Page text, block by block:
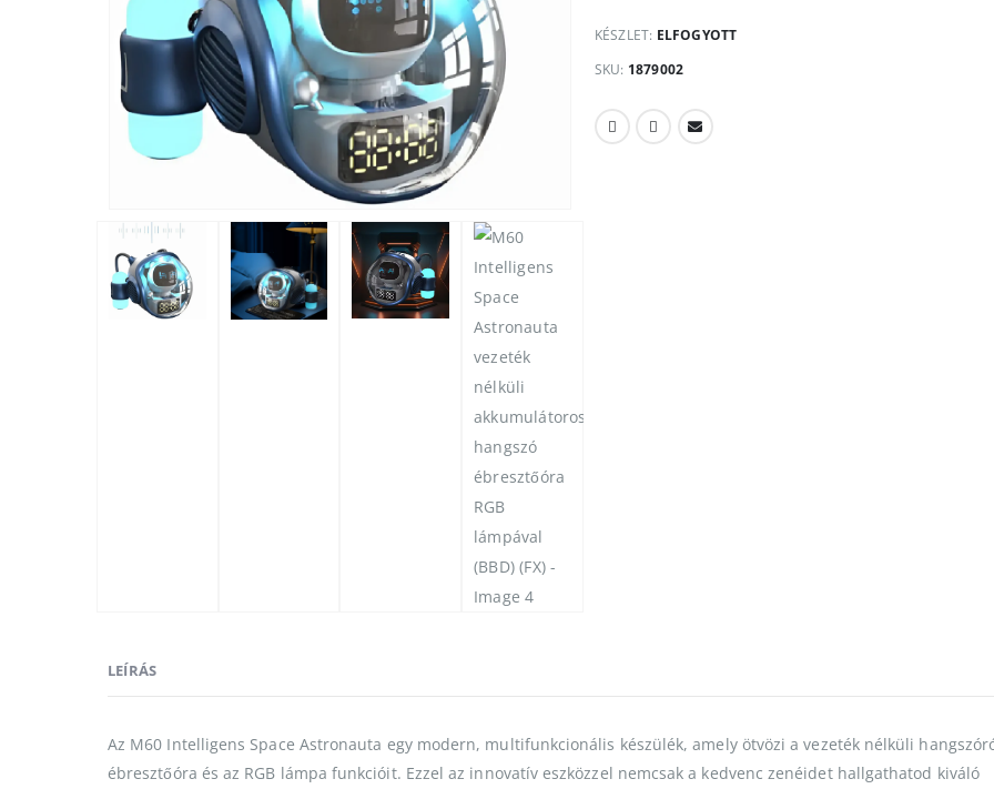
KÉSZLET: ELFOGYOTT
SKU: 1879002
LEÍRÁS
Az M60 Intelligens Space Astronauta egy modern, multifunkcionális készülék, amely ötvözi a vezeték nélküli
ébresztőóra és az RGB lámpa funkcióit. Ezzel az innovatív eszközzel nemcsak a kedvenc zenéidet hallgathatod kiváló